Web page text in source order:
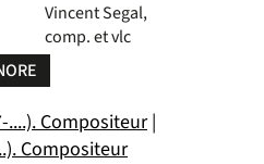
Vincent Segal,
comp. et vlc
....). Compositeur|
Compositeur